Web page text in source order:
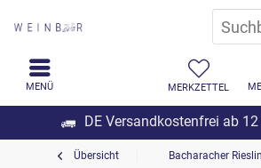
DE Versandkostenfrei ab
MERKZETTEL
MENÜ
Übersicht Bacharacher